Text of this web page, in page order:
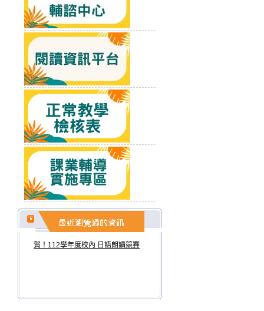
賀！112學年度校內 日語朗讀競賽